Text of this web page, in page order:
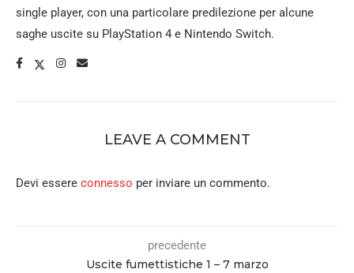
single player, con una particolare predilezione per alcune
saghe uscite su PlayStation 4 e Nintendo Switch.
LEAVE A COMMENT
Devi essere connesso per inviare un commento.
precedente
Uscite fumettistiche 1 – 7 marzo